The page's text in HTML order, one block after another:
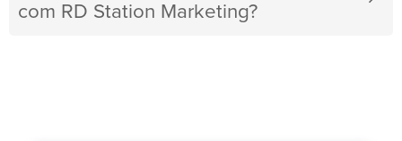
com RD Station Marketing?